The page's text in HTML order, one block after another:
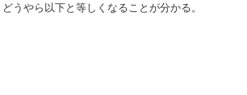
うやら以下と等しくなることが分かる。